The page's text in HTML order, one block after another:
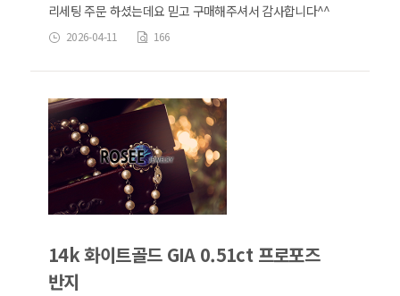
리세팅 주문 하셨는데요 믿고 구매해주셔서 감사합니다^^
2026-04-11 166
14k 화이트골드 GIA 0.51ct 프로포즈
반지